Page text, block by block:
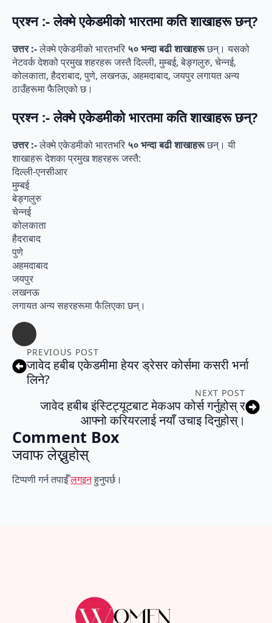
प्रश्न :- लेक्मे एकेडमीको भारतमा कति शाखाहरू छन्?
उत्तर :-लेक्मे एकेडमीको भारतभरि ५० भन्दा बढी शाखाहरूछन्। यसको
नेटवर्क देशको प्रमुख शहरहरू जस्तै दिल्ली, मुम्बई, बेङ्गलुरु, चेन्नई,
कोलकाता, हैदराबाद, पुणे, लखनऊ, अहमदाबाद, जयपुर लगायत अन्य
ठाउँहरूमा फैलिएको छ।
प्रश्न :- लेक्मे एकेडमीको भारतमा कति शाखाहरू छन्?
उत्तर :-लेक्मे एकेडमीको भारतभरि ५० भन्दा बढी शाखाहरूछन्। यी
शाखाहरू देशका प्रमुख शहरहरू जस्तै:
दिल्ली-एनसीआर
मुम्बई
बेङ्गलुरु
चेन्नई
कोलकाता
हैदराबाद
पुणे
अहमदाबाद
जयपुर
लखनऊ
लगायत अन्य सहरहरूमा फैलिएका छन्।
PREVIOUS POST
जावेद हबीब एकेडमीमा हेयर ड्रेसर कोर्समा कसरी भर्ना
लिने?
NEXT POST
जावेद हबीब इंस्टिट्यूटबाट मेकअप कोर्स गर्नुहोस् र
आफ्नो करियरलाई नयाँ उचाइ दिनुहोस्।
Comment Box
जवाफ लेख्नुहोस्
टिप्पणी गर्न तपाईँलगइनहुनुपर्छ।